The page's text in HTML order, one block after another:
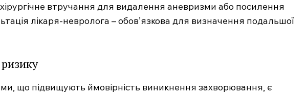
втручання для видалення аневризми або посилення
лікаря-невролога – обов’язкова для визначення подальшої
що підвищують ймовірність виникнення захворювання, є